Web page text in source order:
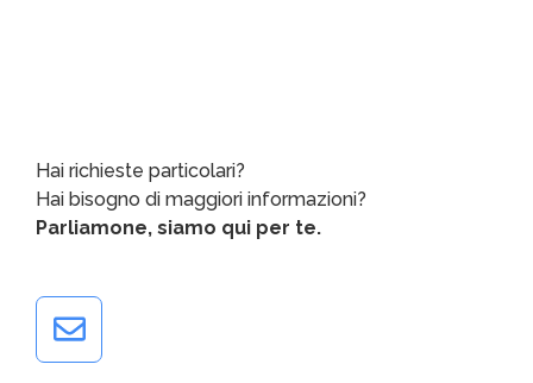
Hai richieste particolari?
Hai bisogno di maggiori informazioni?
Parliamone, siamo qui per te.